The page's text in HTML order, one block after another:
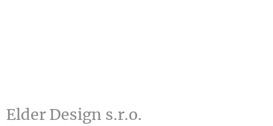
Elder Design s.r.o.